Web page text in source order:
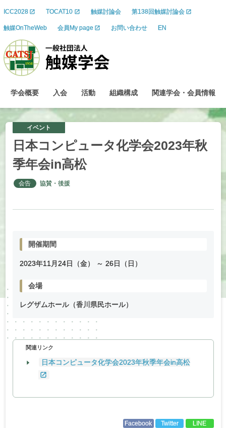
ICC2028 TOCAT10 触媒討論会 第138回触媒討論会
触媒OnTheWeb 会員My page お問い合わせ EN
学会概要 入会 活動 組織構成 関連学会 ・ 会員情報
イベント
日本コンピュータ化学会2023年秋
季年会in高松
会告 協賛・後援
開催期間
2023年11 月24日（金） ～ 26日（日）
会場
レグザムホール（香川県民ホール）
関連リンク
日本コンピュータ化学会2023年秋季年会in高松
Facebook Twitter LINE